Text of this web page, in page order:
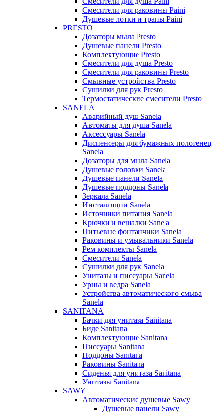
Смесители для раковины Paini
Душевые лотки и трапы Paini
PRESTO
Дозаторы мыла Presto
Душевые панели Presto
Комплектующие Presto
Смесители для душа Presto
Смесители для раковины Presto
Смывные устройства Presto
Сушилки для рук Presto
Термостатические смесители Presto
SANELA
Аварийный душ Sanela
Автоматы для душа Sanela
Аксессуары Sanela
Диспенсеры для бумажных полотенец
Sanela
Дозаторы для мыла Sanela
Душевые головки Sanela
Душевые панели Sanela
Душевые поддоны Sanela
Зеркала Sanela
Инсталляции Sanela
Источники питания Sanela
Крючки и вешалки Sanela
Питьевые фонтанчики Sanela
Раковины и умывальники Sanela
Рем комплекты Sanela
Смесители Sanela
Сушилки для рук Sanela
Унитазы и писсуары Sanela
Урны и ведра Sanela
Устройства автоматического смыва
Sanela
SANITANA
Бачки для унитаза Sanitana
Биде Sanitana
Комплектующие Sanitana
Писсуары Sanitana
Поддоны Sanitana
Раковины Sanitana
Сиденья для унитаза Sanitana
Унитазы Sanitana
SAWY
Автоматические душевые Sawy
Душевые панели Sawy